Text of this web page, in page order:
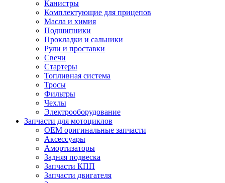
Канистры
Комплектующие для прицепов
Масла и химия
Подшипники
Прокладки и сальники
Рули и проставки
Свечи
Стартеры
Топливная система
Тросы
Фильтры
Чехлы
Электрооборудование
Запчасти для мотоциклов
OEM оригинальные запчасти
Аксессуары
Амортизаторы
Задняя подвеска
Запчасти КПП
Запчасти двигателя